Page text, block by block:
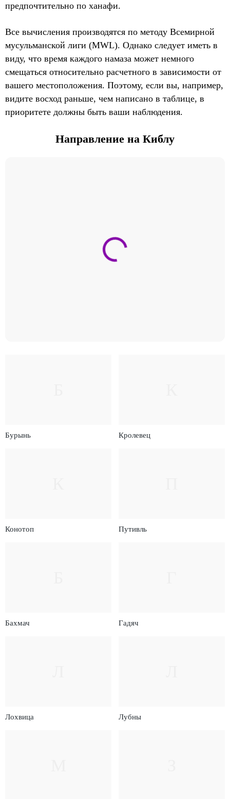
предпочтительно по ханафи.
Все вычисления производятся по методу Всемирной
мусульманской лиги (MWL). Однако следует иметь в
виду, что время каждого намаза может немного
смещаться относительно расчетного в зависимости от
вашего местоположения. Поэтому, если вы, например,
видите восход раньше, чем написано в таблице, в
приоритете должны быть ваши наблюдения.
Направление на Киблу
Бурынь Кролевец
Конотоп Путивль
Бахмач Гадяч
Лохвица Лубны